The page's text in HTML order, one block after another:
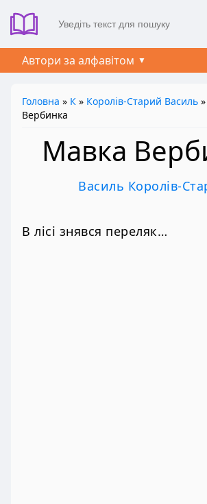
Автори за алфавітом
Головна » К » Королів-Старий Василь
Вербинка
Мавка
Василь Королів-
В лісі знявся переляк…